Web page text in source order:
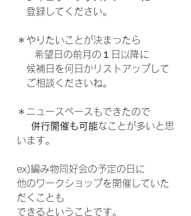
登録してください。
＊やりたいことが決まったら
     希望日の前月の１日以降に
候補日を何日かリストアップして
ご相談くださいね。
＊ニュースペースもできたので
併行開催も可能なことが多いと思
います。
ex)編み物同好会の予定の日に
他のワークショップを開催していた
だくことも
できるということです。